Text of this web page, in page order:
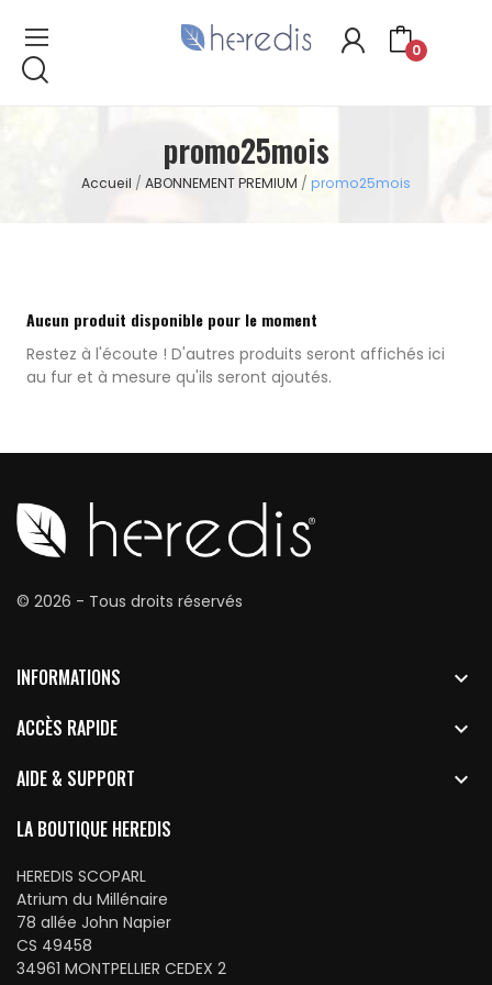
0
promo25mois
Accueil ABONNEMENT PREMIUM promo25mois
Aucun produit disponible pour le moment
Restez à l'écoute ! D'autres produits seront affichés ici
au fur et à mesure qu'ils seront ajoutés.
© 2026 - Tous droits réservés
INFORMATIONS

ACCÈS RAPIDE

AIDE & SUPPORT

LA BOUTIQUE HEREDIS
HEREDIS SCOPARL
Atrium du Millénaire
78 allée John Napier
CS 49458
34961 MONTPELLIER CEDEX 2